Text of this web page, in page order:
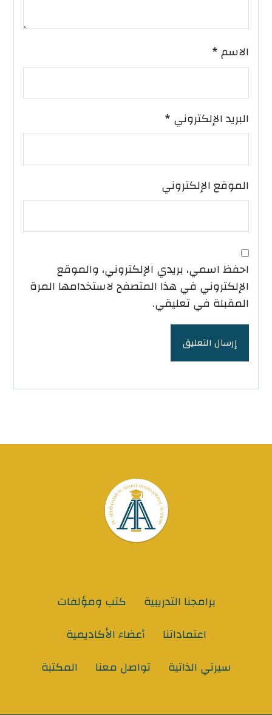
الاسم*
البريد الإلكتروني *
الموقع الإلكتروني
احفظ اسمي، بريدي الإلكتروني، والموقع
الإلكتروني في هذا المتصفح لاستخدامها المرة
المقبلة في تعليقي.
إرسال التعليق
برامجنا التدريبية
كتب ومؤلفات
اعتماداتنا
أعضاء الأكاديمية
سيرتي الذاتية
تواصل معنا المكتبة